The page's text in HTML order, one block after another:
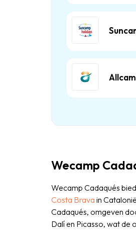
Wecamp
Wecamp Cadaqués
Costa Brava in
Cadaqués, omgeven
Dalí en Picasso, wat de